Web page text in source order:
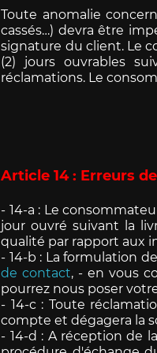
Porsche 906
Porsche 917
Porsche 934
Couteaux Design by
F.A. Porsche
Toute anomalie
cassés…) devra être
signature du client. Le
(2) jours ouvrables
réclamations. Le
Article 14 : Erreurs
- 14-a : Le
jour ouvré suivant la
qualité par rapport aux
- 14-b : La formulation
de contact, - en vous
pourrez nous poser
- 14-c : Toute
compte et dégagera la
- 14-d : A réception de